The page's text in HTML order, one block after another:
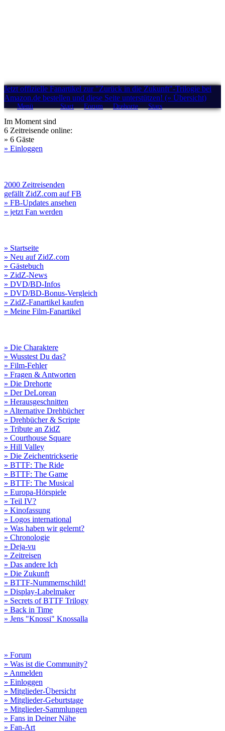
Jetzt offizielle Fanartikel zur "Zurück in die Zukunft"-Trilogie bei
Amazon.de bestellen und diese Seite unterstützen! (» Übersicht)
Menü Start Forum Drehorte Stars
Im Moment sind
6 Zeitreisende online:
» 6 Gäste
» Einloggen
2000 Zeitreisenden
gefällt ZidZ.com auf FB
» FB-Updates ansehen
» jetzt Fan werden
» Startseite
» Neu auf ZidZ.com
» Gästebuch
» ZidZ-News
» DVD/BD-Infos
» DVD/BD-Bonus-Vergleich
» ZidZ-Fanartikel kaufen
» Meine Film-Fanartikel
» Die Charaktere
» Wusstest Du das?
» Film-Fehler
» Fragen & Antworten
» Die Drehorte
» Der DeLorean
» Herausgeschnitten
» Alternative Drehbücher
» Drehbücher & Scripte
» Tribute an ZidZ
» Courthouse Square
» Hill Valley
» Die Zeichentrickserie
» BTTF: The Ride
» BTTF: The Game
» BTTF: The Musical
» Europa-Hörspiele
» Teil IV?
» Kinofassung
» Logos international
» Was haben wir gelernt?
» Chronologie
» Deja-vu
» Zeitreisen
» Das andere Ich
» Die Zukunft
» BTTF-Nummernschild!
» Display-Labelmaker
» Secrets of BTTF Trilogy
» Back in Time
» Jens "Knossi" Knossalla
» Forum
» Was ist die Community?
» Anmelden
» Einloggen
» Mitglieder-Übersicht
» Mitglieder-Geburtstage
» Mitglieder-Sammlungen
» Fans in Deiner Nähe
» Fan-Art